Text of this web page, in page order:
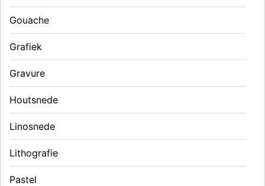
Gouache
Grafiek
Gravure
Houtsnede
Linosnede
Lithografie
Pastel